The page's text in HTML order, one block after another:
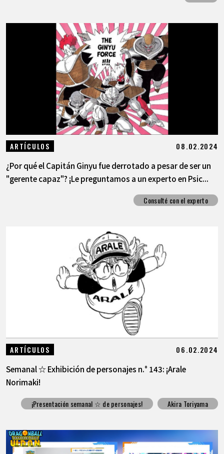
ARTÍCULOS 08.02.2024
¿Por qué el Capitán Ginyu fue derrotado a pesar de ser un
"gerente capaz"? ¡Le preguntamos a un experto en Psic...
Consulté con el experto
ARTÍCULOS 06.02.2024
Semanal ☆ Exhibición de personajes n.° 143: ¡Arale
Norimaki!
¡Presentación semanal ☆ de personajes! Akira Toriyama